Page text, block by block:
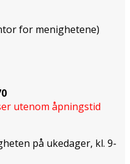
for menighetene)
utenom åpningstid
på ukedager, kl. 9-